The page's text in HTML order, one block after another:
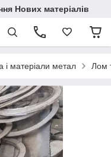
Нових матеріалів
і матеріали метал Лом